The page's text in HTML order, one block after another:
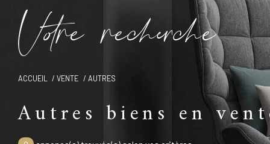
Vore recece
ACCUEIL VENTE AUTRES
Autres biens en